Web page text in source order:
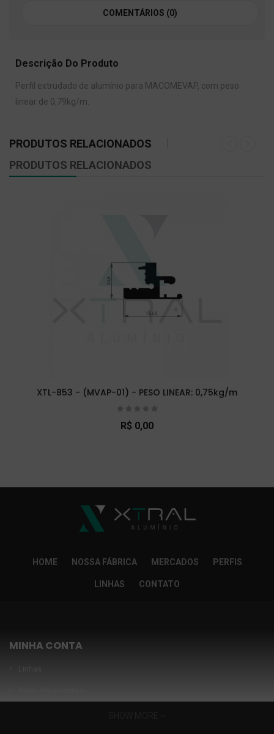
COMENTÁRIOS (0)
Descrição Do Produto
Perfil extrudado de alumínio para MACOMEVAP, com peso
linear de 0,79kg/m.
PRODUTOS RELACIONADOS
PRODUTOS RELACIONADOS
XTL-853 - (MVAP-01) - PESO LINEAR: 0,75kg/m
R$ 0,00
HOME NOSSA FÁBRICA MERCADOS PERFIS
LINHAS CONTATO
MINHA CONTA